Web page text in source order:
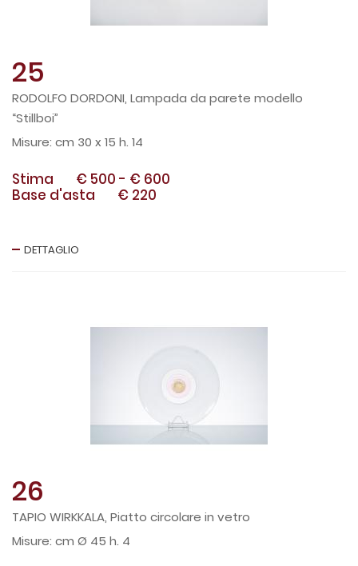
25
RODOLFO DORDONI, Lampada da parete modello
“Stillboi”
cm 30 x 15 h. 14
Stima € 500 - € 600
Base d'asta
€ 220
DETTAGLIO
26
TAPIO WIRKKALA, Piatto circolare in vetro
cm Ø 45 h. 4